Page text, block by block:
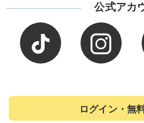
公式アカ
ログイン・無